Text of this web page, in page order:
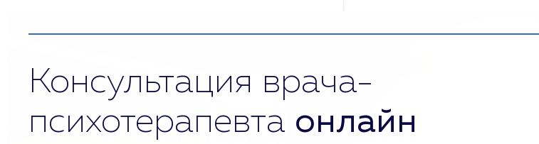
Консультация врача-
психотерапевта онлайн